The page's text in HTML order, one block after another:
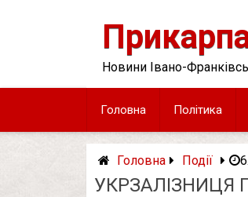
Новини Івано-
Головна Політика
Головна Події
УКРЗАЛІЗНИЦЯ